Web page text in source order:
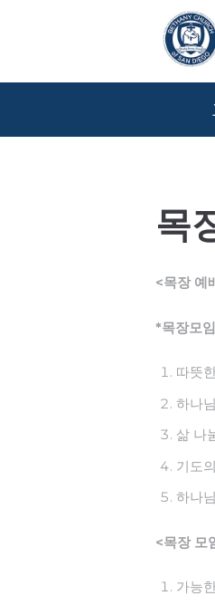
목
<목장 예
*목장모
따뜻
하나
삶 나
기도
하나
<목장 모
가능